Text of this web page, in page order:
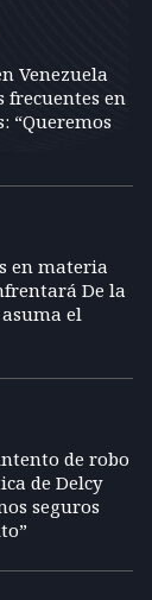
Venezuela
frecuentes en
“Queremos
en materia
De la
el
de robo
de Delcy
seguros